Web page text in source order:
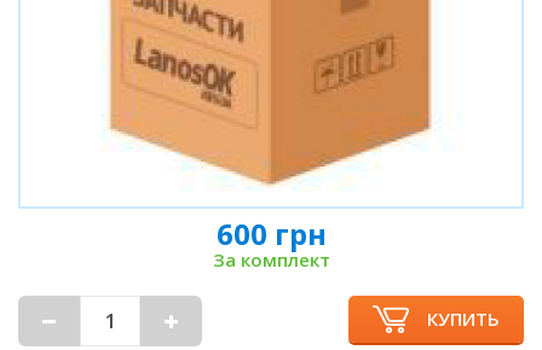
600 грн
За комплект
КУПИТЬ